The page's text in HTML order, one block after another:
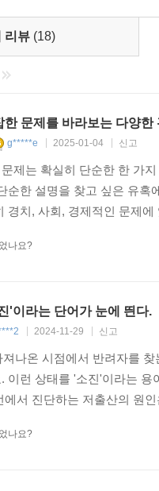
│허지원
적 에너지를 줄이고 심리적
축적되면 오히려 역경을
방증하듯 이전에 비해 스
심리에 빠져 결혼이나 출
낳을 수 없다는 완벽주의
적 기제의 경우, 혈연으
모색│송길영
할 것이 아니라 각자가 아
전통적인 가족의 모습 또
키워드 1위가 ‘독박육아’
리뷰 (18)
한 문제를 바라보는 다양한
g*****e 2025-01-04 신고
제는 확실히 단순한 한 가
순한 설명을 찾고 싶은 유
경치, 사회, 경제적인 문제
나요?
'이라는 단어가 눈에 띈다.
2024-11-29 신고
나온 시점에서 반려자를
이런 상태를 '소진'이라는
에서 진단하는 저출산의 원
나요?